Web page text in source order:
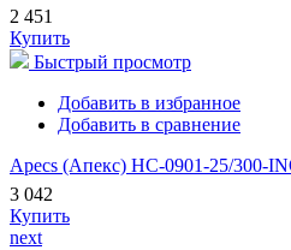
2 451
Купить
Быстрый просмотр
Добавить в избранное
Добавить в сравнение
Apecs (Апекс) HC-0901-25/300-
3 042
Купить
next